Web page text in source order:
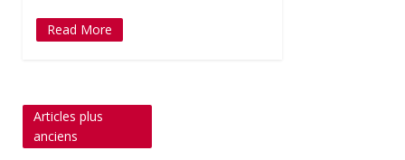
Read More
Navigation
des
Articles plus
anciens